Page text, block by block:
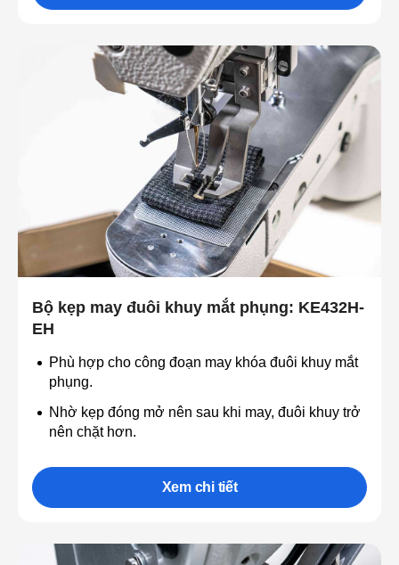
Bộ kẹp may đuôi khuy mắt phụng: KE432H-
EH
Phù hợp cho công đoạn may khóa đuôi khuy mắt
phụng.
Nhờ kẹp đóng mở nên sau khi may, đuôi khuy trở
nên chặt hơn.
Xem chi tiết